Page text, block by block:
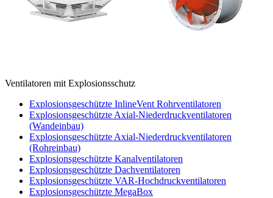
Ventilatoren mit Explosionsschutz
Explosionsgeschützte InlineVent Rohrventilatoren
Explosionsgeschützte Axial-Niederdruckventilatoren
(Wandeinbau)
Explosionsgeschützte Axial-Niederdruckventilatoren
(Rohreinbau)
Explosionsgeschützte Kanalventilatoren
Explosionsgeschützte Dachventilatoren
Explosionsgeschützte VAR-Hochdruckventilatoren
Explosionsgeschützte MegaBox